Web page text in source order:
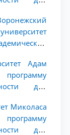
Адам
для
Миколаса
для